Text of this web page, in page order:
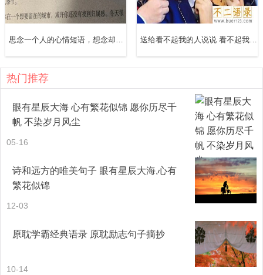
水，凭栏望，听风吟，兀自的流连。一程山，一程水，年轮
更迭中渐次抵达的苍老，枯瘦了似水流年。
19、世上只有一种真正的奢侈，就是在自己每天重复的习惯
里，不断地遇见美好。大家晚安
20、在人生的旅途上，非得越过一大片干旱贫瘠、地形险恶
的荒野，才能跨入活生生的现实世界。晚安吧，各位。
21、抛去一天的劳累，洗去一天的尘埃，散去一天的不愉，
接到满满的幸福，握紧甜甜的快乐，享受美美的收获。脱去
白天的外衣，回到原来的自我，愿今晚美梦一直拥抱着你。
22、傻孩子，别等那声晚安了，等不到的。
23、总有一天，我们不用再说再见，只需道句晚安。
思念一个人的心情短语，想念却不敢打扰的句子 送给看不起我的人说说 看不起我的人说说句子
热门推荐
眼有星辰大海 心有繁花似锦 愿你历尽千
帆 不染岁月风尘
05-16
诗和远方的唯美句子 眼有星辰大海,心有
繁花似锦
12-03
原耽学霸经典语录 原耽励志句子摘抄
10-14